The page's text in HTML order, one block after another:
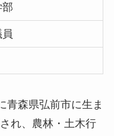
青森県弘前市に生ま
れ、農林・土木行